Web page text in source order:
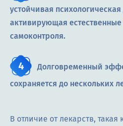
устойчивая
активирующая
самоконтроля.
Долговременный
сохраняется до нескольких
В отличие от лекарств, такая